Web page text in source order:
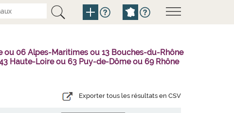
06 Alpes-Maritimes ou 13 Bouches-du-Rhône
Haute-Loire ou 63 Puy-de-Dôme ou 69 Rhône
Exporter tous les résultats en CSV